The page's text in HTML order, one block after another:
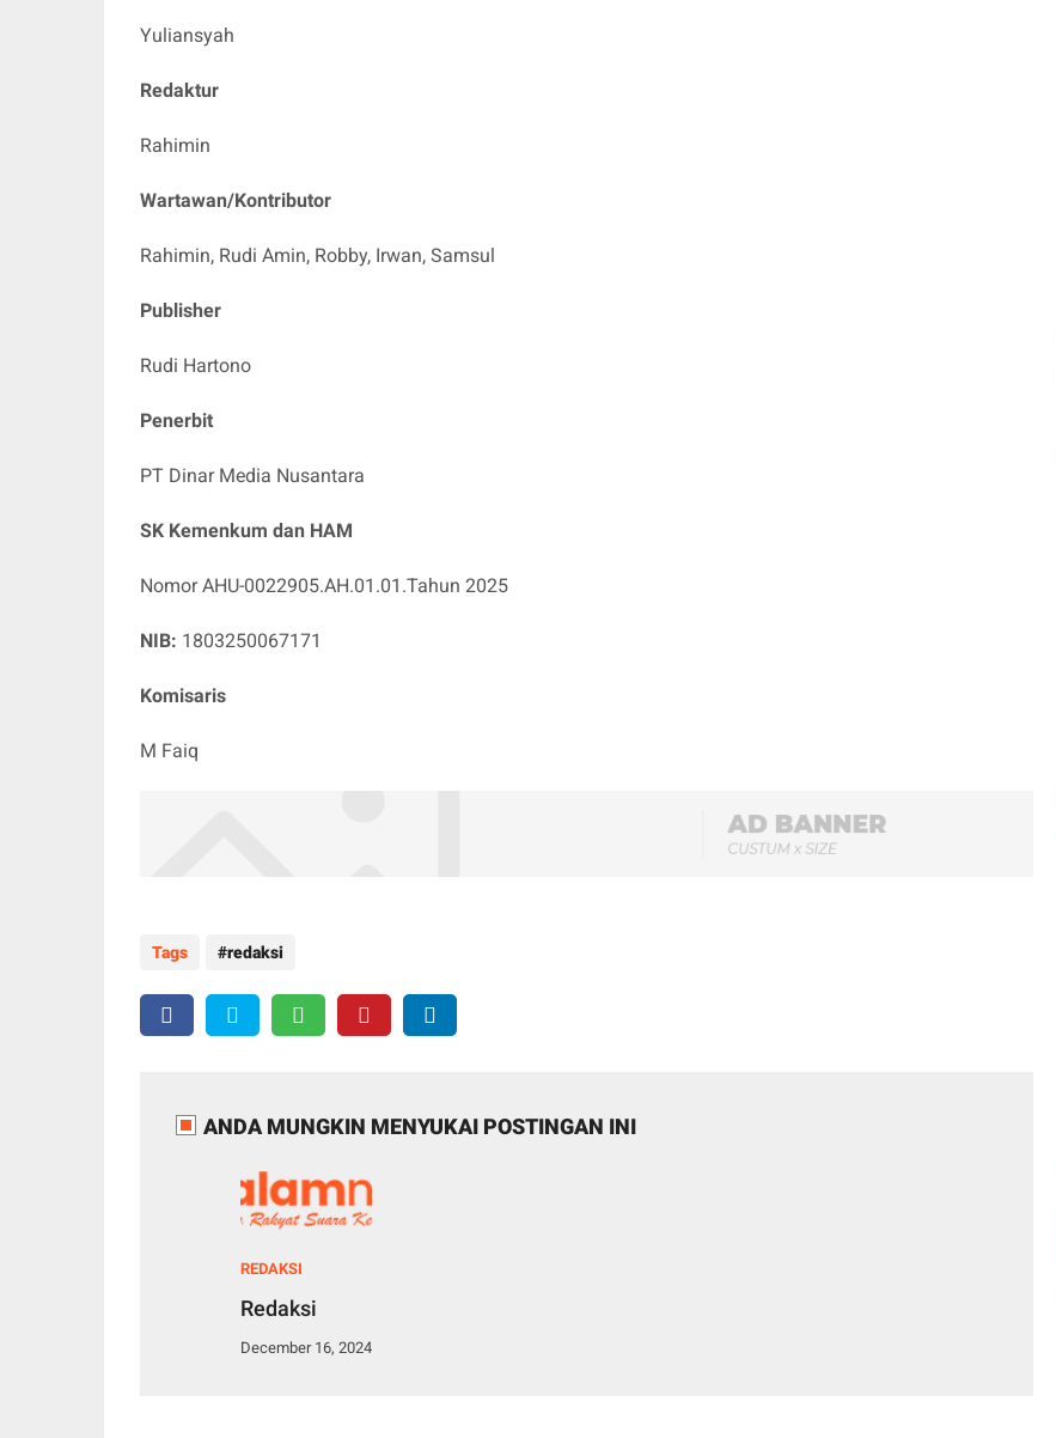
Yuliansyah
Redaktur
Rahimin
Wartawan/Kontributor
Rahimin, Rudi Amin, Robby, Irwan, Samsul
Publisher
Rudi Hartono
Penerbit
PT Dinar Media Nusantara
SK Kemenkum dan HAM
Nomor AHU-0022905.AH.01.01.Tahun 2025
NIB: 1803250067171
Komisaris
M Faiq
Tags redaksi
ANDA MUNGKIN MENYUKAI POSTINGAN INI
REDAKSI
Redaksi
December 16, 2024